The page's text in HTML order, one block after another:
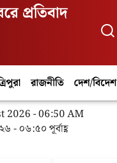
প্রতিবাদ
রাজনীতি দেশ/বিদেশ
2026 - 06:50 AM
- ০৬:৫০ পূর্বাহ্ণ